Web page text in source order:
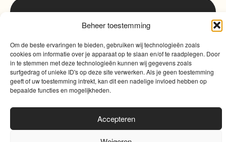
Beheer toestemming
Om de beste ervaringen te bieden, gebruiken wij technologieën zoals
cookies om informatie over je apparaat op te slaan en/of te raadplegen. Door
in te stemmen met deze technologieën kunnen wij gegevens zoals
surfgedrag of unieke ID's op deze site verwerken. Als je geen toestemming
geeft of uw toestemming intrekt, kan dit een nadelige invloed hebben op
bepaalde functies en mogelijkheden.
Accepteren
quality
time Contact
Algemene voorwaarden|Cookies